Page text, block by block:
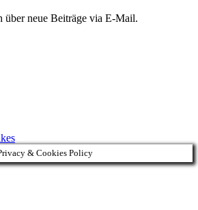
über neue Beiträge via E-Mail.
& Cookies Policy